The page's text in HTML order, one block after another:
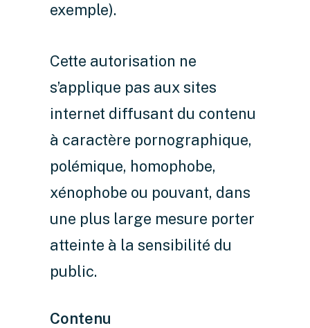
exemple).
Cette autorisation ne
s’applique pas aux sites
internet diffusant du contenu
à caractère pornographique,
polémique, homophobe,
xénophobe ou pouvant, dans
une plus large mesure porter
atteinte à la sensibilité du
public.
Contenu